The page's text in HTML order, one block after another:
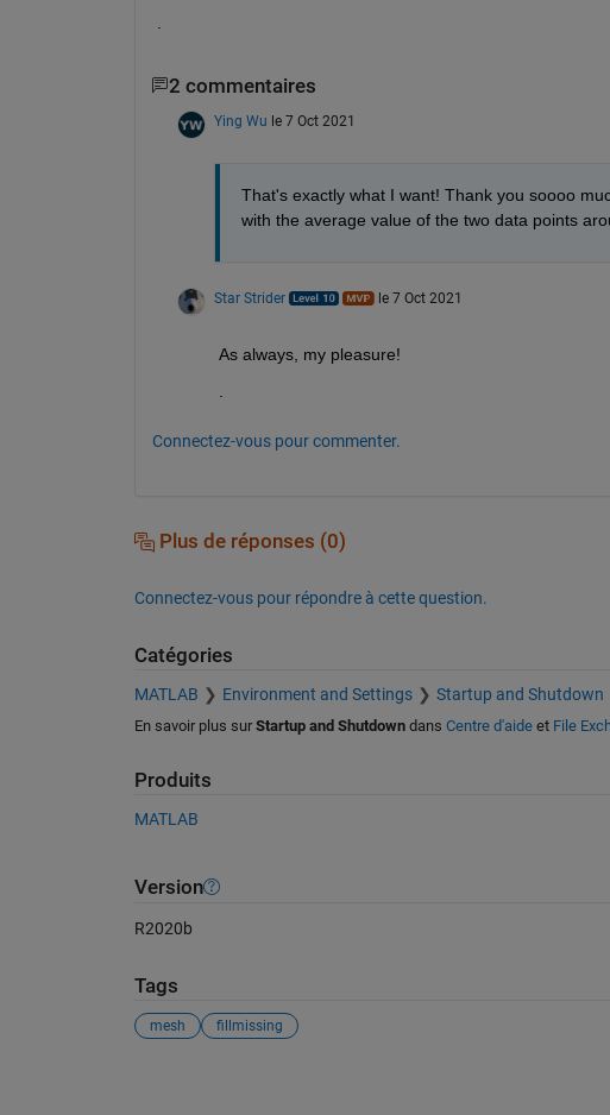
2 commentaires
Ying Wu le 7 Oct 2021
That's exactly what I want! Thank you soooo
with the average value of the two data points
Star Strider le 7 Oct 2021
As always, my pleasure!
.
Connectez-vous pour commenter.
Plus de réponses (0)
Connectez-vous pour répondre à cette question.
Catégories
MATLAB Environment and Settings Startup and Shutdown
En savoir plus sur Startup and Shutdowndans Centre d'aideet File
Produits
MATLAB
Version
R2020b
Tags
mesh fillmissing